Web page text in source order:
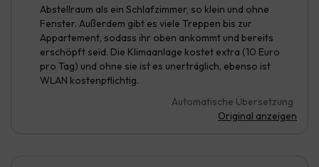
Abstellraum als ein Schlafzimmer, so klein und ohne
Fenster. Außerdem gibt es viele Treppen bis zur
Appartement, sodass ihr oben ankommt und bereits
erschöpft seid. Die Klimaanlage kostet extra (10 Euro
pro Tag) und ohne sie ist es unerträglich, ebenso ist
WLAN kostenpflichtig.
Automatische Übersetzung
Original anzeigen